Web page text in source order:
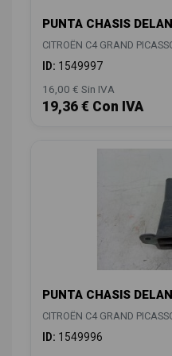
PUNTA CHASIS
CITROËN C4 GRAND
ID: 1549997
16,00 € Sin IVA
19,36 € Con IVA
PUNTA CHASIS
CITROËN C4 GRAND
ID: 1549996